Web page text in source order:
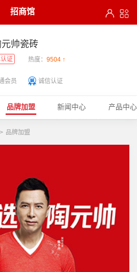
招商馆
元帅瓷砖
证 热度： 9504 ↑
会员 诚信认证
品牌加盟 新闻中心 产品中心
> 品牌加盟